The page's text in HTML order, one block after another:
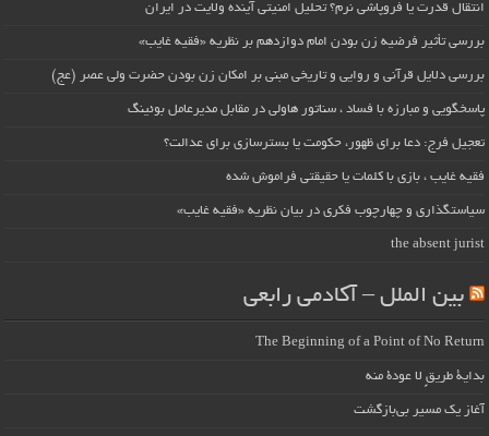
انتقال قدرت یا فروپاشی نرم؟ تحلیل امنیتی آینده ولایت در ایران
بررسی تأثیر فرضیه زن بودن امام دوازدهم بر نظریه «فقیه غایب»
بررسی دلایل قرآنی و روایی و تاریخی مبنی بر امکان زن بودن حضرت ولی عصر (عج)
پاسخگویی و مبارزه با فساد ، سناتور هاولی در مقابل مدیرعامل بوئینگ
تعجیل فرج: دعا برای ظهور، حکومت یا بسترسازی برای عدالت؟
فقیه غایب ، بازی با کلمات یا حقیقتی فراموش شده
سیاستگذاری و چهارچوب فکری در بیان نظریه «فقیه غایب»
the absent jurist
بین الملل – آکادمی رابعی
The Beginning of a Point of No Return
بداية طريقٍ لا عودة منه
آغاز یک مسیر بی‌بازگشت